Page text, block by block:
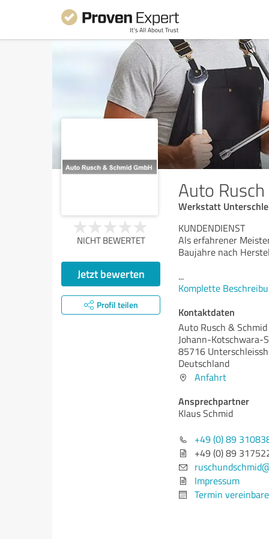
Auto
Werkstatt
NICHT BEWERTET
Jetzt bewerten
Profil teilen
KUNDENDIENST
Als erfahrener
Baujahre nach
...
Komplette
Kontaktdaten
Auto Rusch & Schmid
Johann-Kotschwara-
85716
Deutschland
Anfahrt
Ansprechpartner
Klaus Schmid
+49 (0) 89
+49 (0) 89
Impressum
Termin